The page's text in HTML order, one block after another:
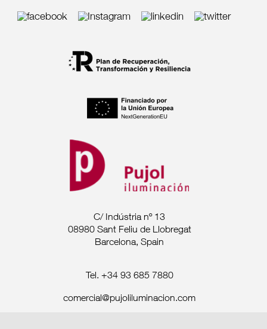
C/ Indústria nº 13
08980 Sant Feliu de Llobregat
Barcelona, Spain
Tel. +34 93 685 7880
comercial@pujoliluminacion.com